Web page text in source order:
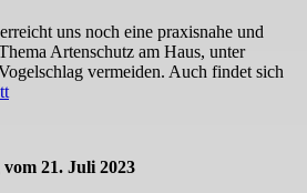
uns noch eine praxisnahe und
Artenschutz am Haus, unter
vermeiden. Auch findet sich
21. Juli 2023